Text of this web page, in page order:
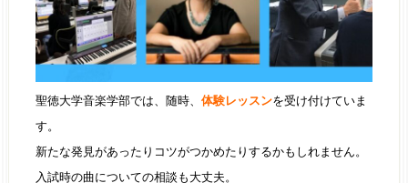
聖徳大学音楽学部では、随時、体験レッスンを受け付けていま
す。
新たな発見があったりコツがつかめたりするかもしれません。
入試時の曲についての相談も大丈夫。